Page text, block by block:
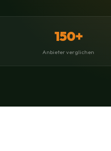
150+
Anbieter verglichen